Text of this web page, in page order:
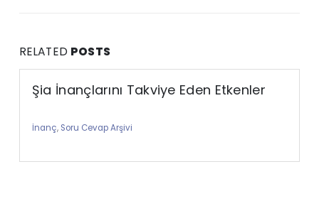
RELATED POSTS
Şia İnançlarını Takviye Eden Etkenler
İnanç, Soru Cevap Arşivi